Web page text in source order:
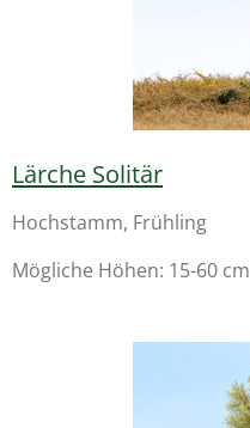
Lärche Solitär
Hochstamm, Frühling
Mögliche Höhen: 15-60 cm